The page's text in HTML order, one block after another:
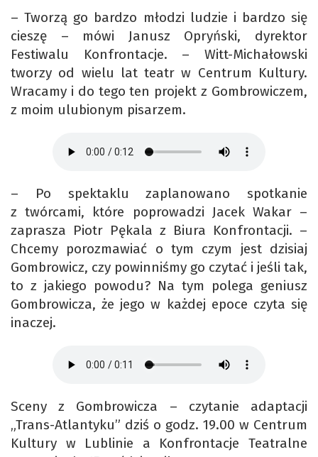
– Tworzą go bardzo młodzi ludzie i bardzo się
cieszę – mówi Janusz Opryński, dyrektor
Festiwalu Konfrontacje. – Witt-Michałowski
tworzy od wielu lat teatr w Centrum Kultury.
Wracamy i do tego ten projekt z Gombrowiczem,
z moim ulubionym pisarzem.
– Po spektaklu zaplanowano spotkanie
z twórcami, które poprowadzi Jacek Wakar –
zaprasza Piotr Pękala z Biura Konfrontacji. –
Chcemy porozmawiać o tym czym jest dzisiaj
Gombrowicz, czy powinniśmy go czytać i jeśli tak,
to z jakiego powodu? Na tym polega geniusz
Gombrowicza, że jego w każdej epoce czyta się
inaczej.
Sceny z Gombrowicza – czytanie adaptacji
„Trans-Atlantyku” dziś o godz. 19.00 w Centrum
Kultury w Lublinie a Konfrontacje Teatralne